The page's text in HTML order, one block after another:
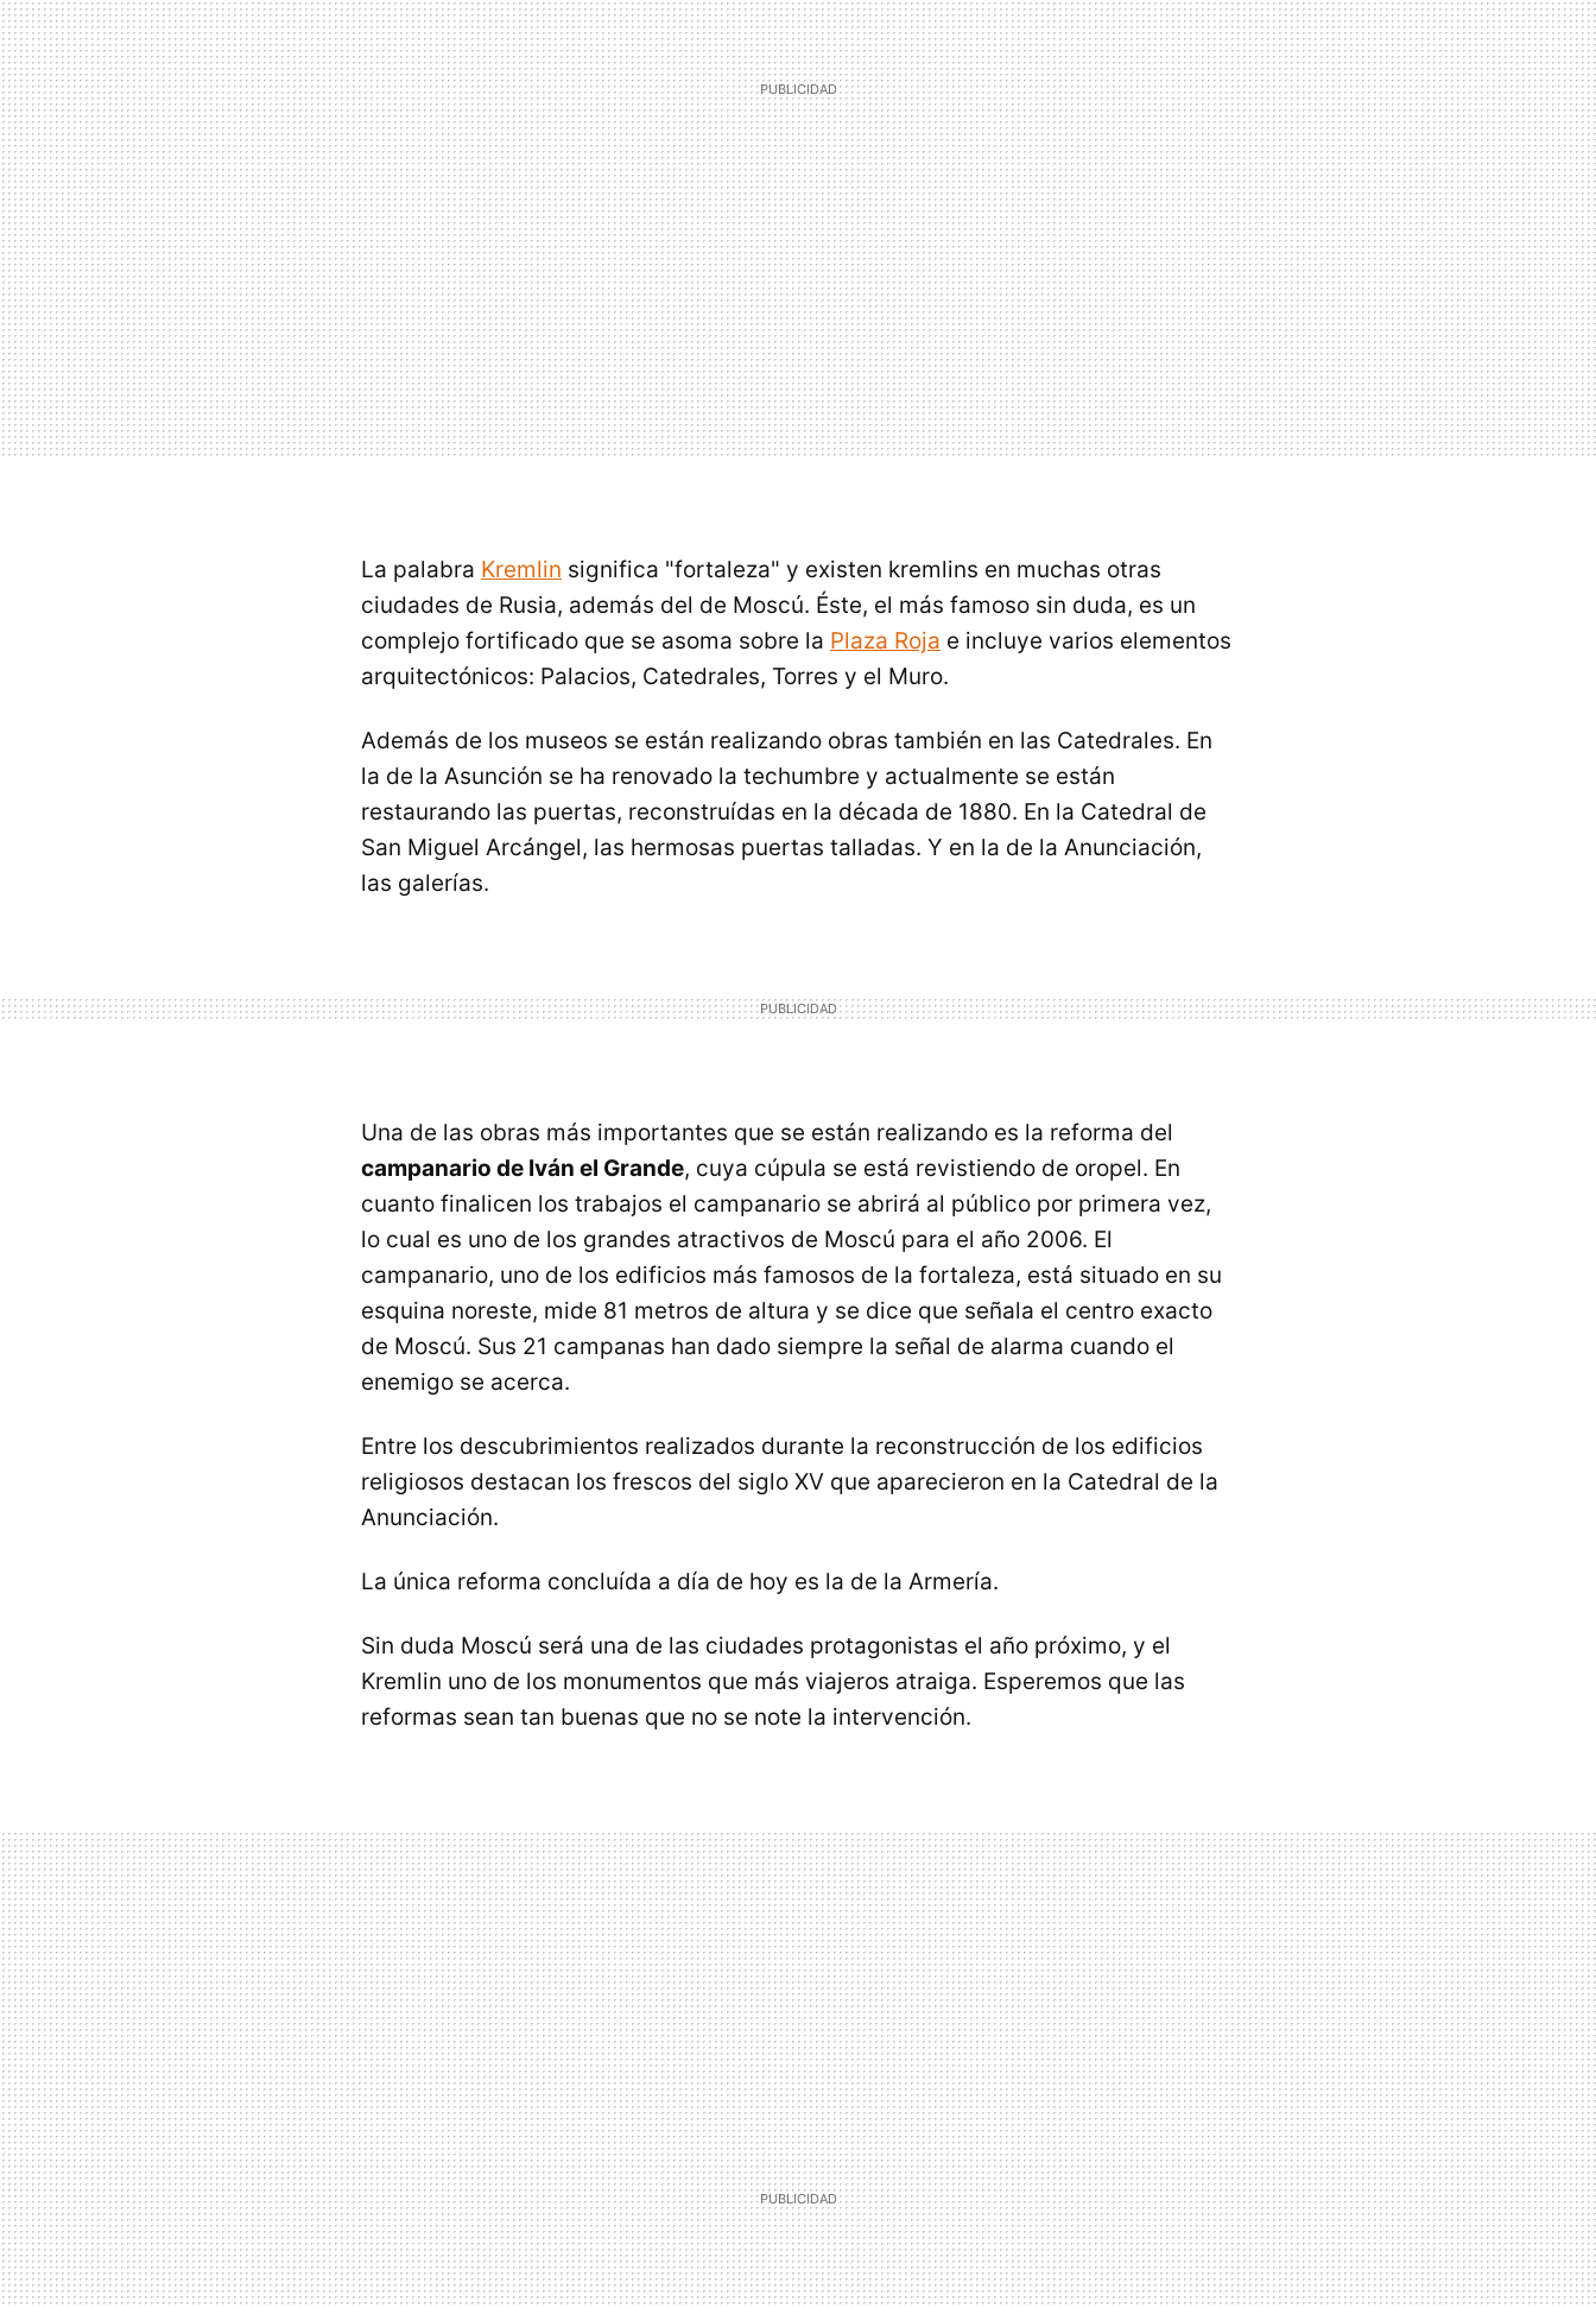
La palabra Kremlin significa "fortaleza" y existen kremlins en muchas otras
ciudades de Rusia, además del de Moscú. Éste, el más famoso sin duda, es un
complejo fortificado que se asoma sobre la Plaza Roja e incluye varios elementos
arquitectónicos: Palacios, Catedrales, Torres y el Muro.
Además de los museos se están realizando obras también en las Catedrales. En
la de la Asunción se ha renovado la techumbre y actualmente se están
restaurando las puertas, reconstruídas en la década de 1880. En la Catedral de
San Miguel Arcángel, las hermosas puertas talladas. Y en la de la Anunciación,
las galerías.
Una de las obras más importantes que se están realizando es la reforma del
campanario de Iván el Grande, cuya cúpula se está revistiendo de oropel. En
cuanto finalicen los trabajos el campanario se abrirá al público por primera vez,
lo cual es uno de los grandes atractivos de Moscú para el año 2006. El
campanario, uno de los edificios más famosos de la fortaleza, está situado en su
esquina noreste, mide 81 metros de altura y se dice que señala el centro exacto
de Moscú. Sus 21 campanas han dado siempre la señal de alarma cuando el
enemigo se acerca.
Entre los descubrimientos realizados durante la reconstrucción de los edificios
religiosos destacan los frescos del siglo XV que aparecieron en la Catedral de la
Anunciación.
La única reforma concluída a día de hoy es la de la Armería.
Sin duda Moscú será una de las ciudades protagonistas el año próximo, y el
Kremlin uno de los monumentos que más viajeros atraiga. Esperemos que las
reformas sean tan buenas que no se note la intervención.